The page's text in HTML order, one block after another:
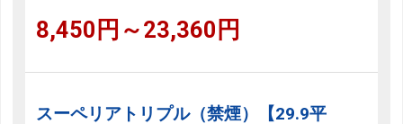
8,450円～23,360円
スーペリアトリプル（禁煙）【29.9平